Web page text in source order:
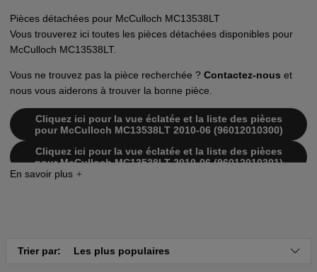
Pièces détachées pour McCulloch MC13538LT
Vous trouverez ici toutes les pièces détachées disponibles pour
McCulloch MC13538LT.
Vous ne trouvez pas la pièce recherchée ? Contactez-nous et
nous vous aiderons à trouver la bonne pièce.
Cliquez ici pour la vue éclatée et la liste des pièces
pour McCulloch MC13538LT 2010-06 (96012010300)
Cliquez ici pour la vue éclatée et la liste des pièces
pour McCulloch MC13538LT 2010-06 (96012010301)
Trier par: Les plus populaires